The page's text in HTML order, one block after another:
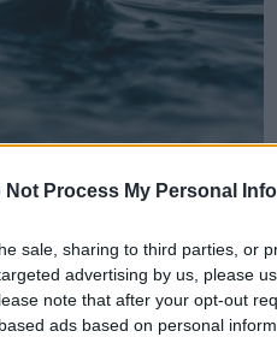
Not Process My Personal
sale, sharing to third parties, or
advertising by us, please
note that after your opt-out
ads based on personal